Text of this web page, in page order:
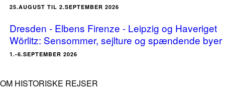
25.AUGUST TIL 2.SEPTEMBER 2026
Dresden - Elbens Firenze - Leipzig og Haveriget
Wörlitz: Sensommer, sejlture og spændende byer
1.-6.SEPTEMBER 2026
OM HISTORISKE REJSER